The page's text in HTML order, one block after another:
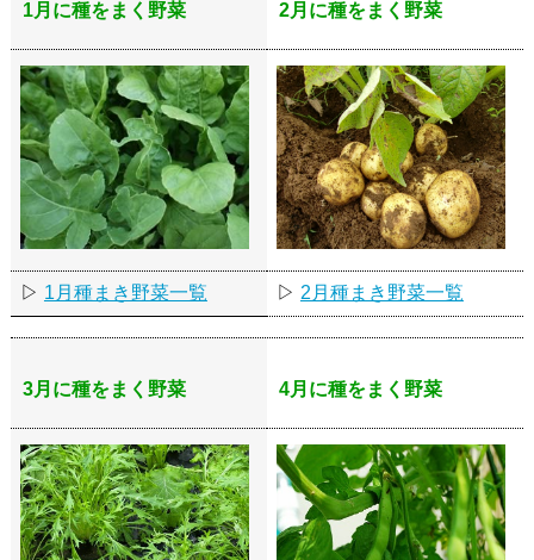
1月に種をまく野菜 2月に種をまく野菜
▷ 1月種まき野菜一覧 ▷ 2月種まき野菜一覧
3月に種をまく野菜 4月に種をまく野菜